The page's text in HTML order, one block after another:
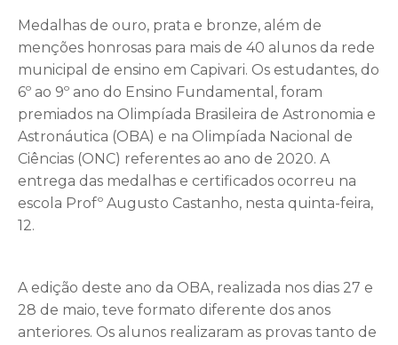
Medalhas de ouro, prata e bronze, além de
menções honrosas para mais de 40 alunos da rede
municipal de ensino em Capivari. Os estudantes, do
6º ao 9º ano do Ensino Fundamental, foram
premiados na Olimpíada Brasileira de Astronomia e
Astronáutica (OBA) e na Olimpíada Nacional de
Ciências (ONC) referentes ao ano de 2020. A
entrega das medalhas e certificados ocorreu na
escola Profº Augusto Castanho, nesta quinta-feira,
12.
A edição deste ano da OBA, realizada nos dias 27 e
28 de maio, teve formato diferente dos anos
anteriores. Os alunos realizaram as provas tanto de